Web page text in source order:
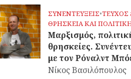
ΣΥΝΕΝΤΕΥΞΕΙΣ•ΤΕΥΧΟΣ
ΘΡΗΣΚΕΙΑ ΚΑΙ
Μαρξισμός,
θρησκείες.
με τον Ρόναλντ
Νίκος Βασιλόπουλος